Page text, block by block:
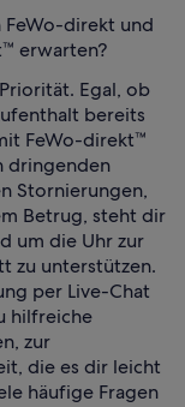
FeWo-direkt und
erwarten?
Egal, ob
bereits
FeWo-direkt™
dringenden
Stornierungen,
Betrug, steht dir
um die Uhr zur
zu unterstützen.
per Live-Chat
hilfreiche
zur
die es dir leicht
häufige Fragen